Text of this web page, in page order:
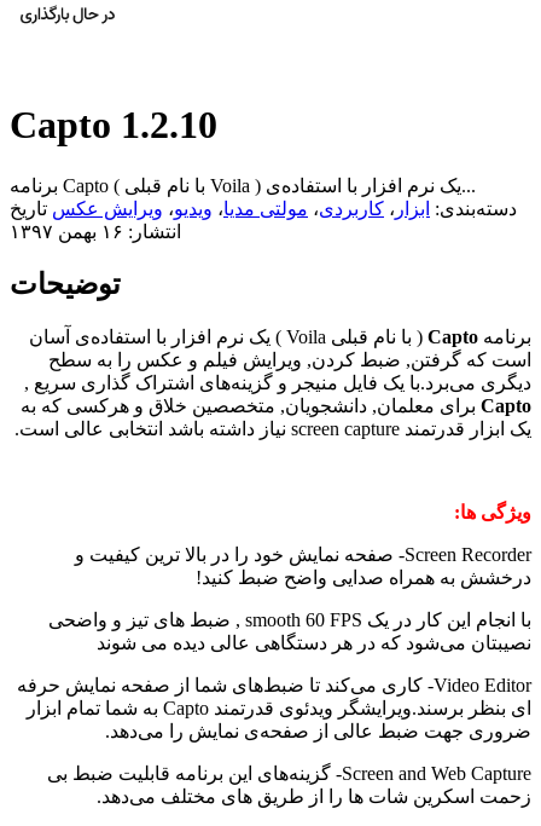
Capto 1.2.10
برنامه Capto ( با نام قبلی Voila ) یک نرم افزار با استفاده‌ی...
دسته‌بندی: ابزار ، کاربردی، مولتی مدیا، ویدیو، ویرایش عکس تاریخ
انتشار: ۱۶ بهمن ۱۳۹۷
توضیحات
برنامه Capto
( با نام قبلی Voila ) یک نرم افزار با استفاده‌ی آسان
است که گرفتن, ضبط کردن, ویرایش فیلم و عکس را به سطح
دیگری می‌برد.با یک فایل منیجر و گزینه‌های اشتراک گذاری سریع ,
Capto برای معلمان, دانشجویان, متخصصین خلاق و هرکسی که به
یک ابزار قدرتمند screen capture نیاز داشته باشد انتخابی عالی است.
ویژگی ها:
Screen Recorder- صفحه نمایش خود را در بالا ترین کیفیت و
درخشش به همراه صدایی واضح ضبط کنید!
با انجام این کار در یک smooth 60 FPS , ضبط های تیز و واضحی
نصیبتان می‌شود که در هر دستگاهی عالی دیده می شوند
Video Editor- کاری می‌کند تا ضبط‌های شما از صفحه نمایش حرفه
ای بنظر برسند.ویرایشگر ویدئوی قدرتمند Capto به شما تمام ابزار
ضروری جهت ضبط عالی از صفحه‌ی نمایش را می‌دهد.
Screen and Web Capture- گزینه‌های این برنامه قابلیت ضبط بی
زحمت اسکرین شات ها را از طریق های مختلف می‌دهد.